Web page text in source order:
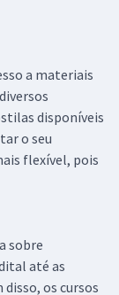
a materiais
disponíveis
o seu
flexível, pois
sobre
até as
os cursos